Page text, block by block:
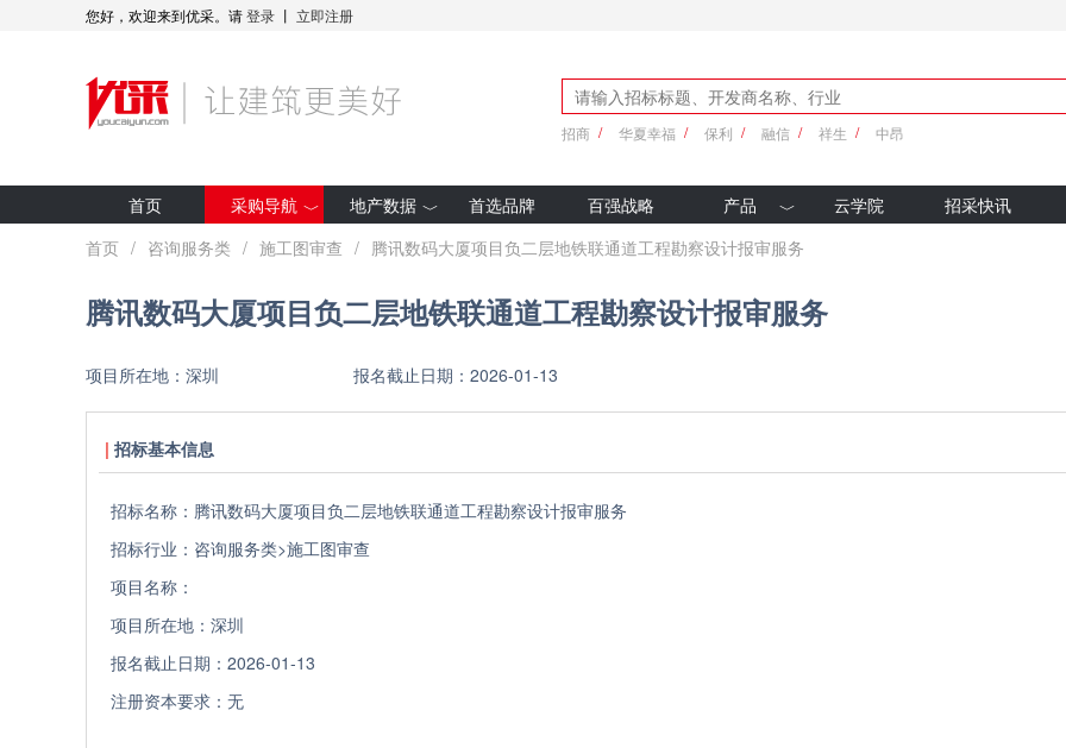
您好，欢迎来到优采。请登录 丨 立即注册
招商 华夏幸福 保利 融信 祥生 中昂
首页
采购导航
最新招标
采购人动态
地产数据
房企拿地
全装修项目
首选品牌 百强战略
产品
优采产品库
云学院
招采快讯
首页 / 咨询服务类 / 施工图审查 / 腾讯数码大厦项目负二层地铁联通道工程勘察设计报审服务
腾讯数码大厦项目负二层地铁联通道工程勘察设计报审服务
项目所在地： 深圳 报名截止日期： 2026-01-13
招标基本信息
招标名称： 腾讯数码大厦项目负二层地铁联通道工程勘察设计报审服务
招标行业： 咨询服务类>施工图审查
项目名称：
项目所在地： 深圳
报名截止日期： 2026-01-13
注册资本要求： 无